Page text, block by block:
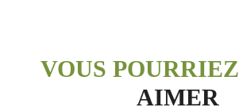
VOUS POURRIEZ
AIMER